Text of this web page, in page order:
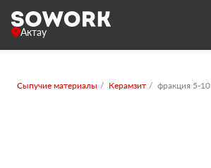
Актау
Сыпучие материалы Керамзит фракция 5-10